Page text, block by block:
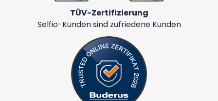
TÜV-Zertifizierung
Selfio-Kunden sind zufriedene Kunden